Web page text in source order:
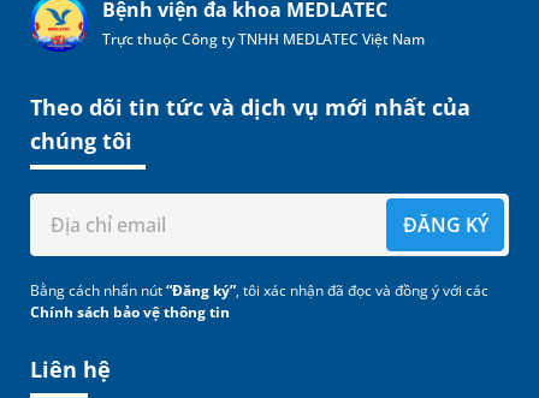
Bệnh viện đa khoa MEDLATEC
Trực thuộc Công ty TNHH MEDLATEC Việt Nam
Liên hệ
Theo dõi tin tức và dịch vụ mới nhất của
chúng tôi
ĐĂNG KÝ
Bằng cách nhấn nút“Đăng ký”, tôi xác nhận đã đọc và đồng ý với các
Chính sách bảo vệ thông tin